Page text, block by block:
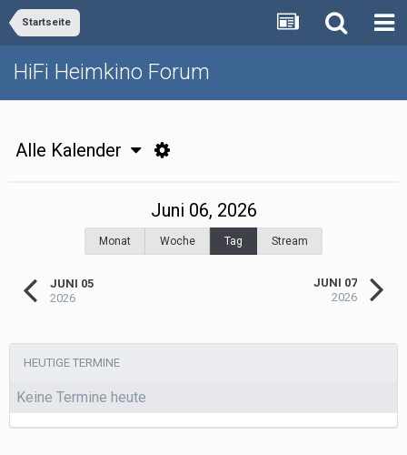
Startseite
HiFi Heimkino Forum
Alle Kalender
JUNI 05
2026
Juni 06, 2026
Monat Woche Tag Stream
JUNI 07
2026
HEUTIGE TERMINE
Keine Termine heute